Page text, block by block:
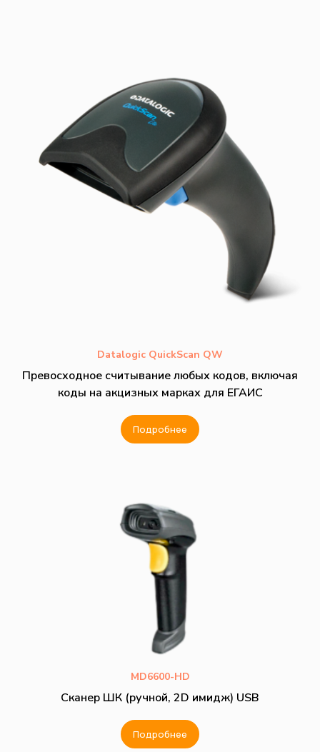
Datalogic QuickScan QW
Превосходное считывание любых кодов, включая
коды на акцизных марках для ЕГАИС
Подробнее
MD6600-HD
Сканер ШК (ручной, 2D имидж) USB
Подробнее